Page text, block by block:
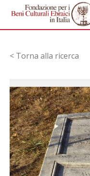
< Torna alla ricerca